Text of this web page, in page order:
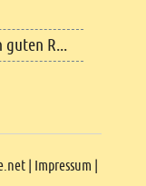
| Impressum |
guten R...